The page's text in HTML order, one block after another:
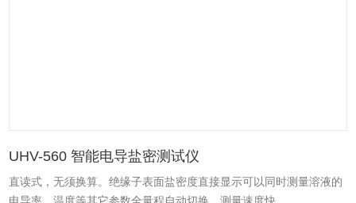
UHV-560 智能电导盐密测试仪
直读式，无须换算。绝缘子表面盐密度直接显示可以同时测量溶液的